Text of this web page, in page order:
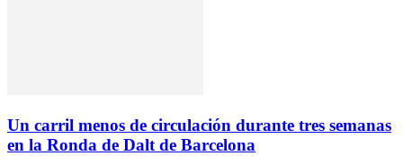
Un carril menos de circulación durante tres semanas
en la Ronda de Dalt de Barcelona